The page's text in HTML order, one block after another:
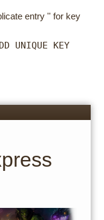
entry '' for key
UNIQUE KEY